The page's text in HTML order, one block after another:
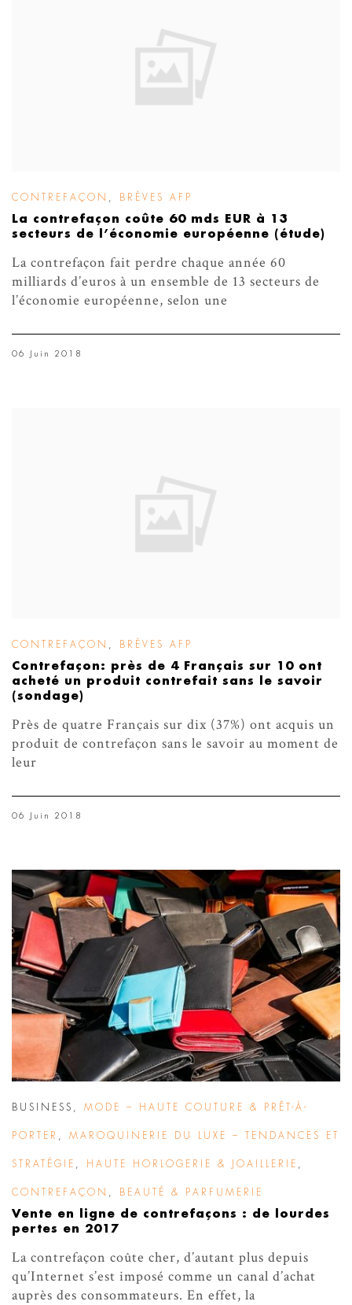
CONTREFAÇON BRÈVES AFP
La contrefaçon coûte 60 mds EUR à 13
secteurs de l’économie européenne (étude)
La contrefaçon fait perdre chaque année 60
milliards d’euros à un ensemble de 13 secteurs de
l’économie européenne, selon une
06 Juin 2018
CONTREFAÇON , BRÈVES AFP
Contrefaçon: près de 4 Français sur 10 ont
acheté un produit contrefait sans le savoir
(sondage)
Près de quatre Français sur dix (37%) ont acquis un
produit de contrefaçon sans le savoir au moment de
leur
06 Juin 2018
BUSINESS MODE – HAUTE COUTURE & PRÊT-À-
PORTER MAROQUINERIE DU LUXE – TENDANCES ET
STRATÉGIE HAUTE HORLOGERIE & JOAILLERIE
CONTREFAÇON BEAUTÉ & PARFUMERIE
Vente en ligne de contrefaçons : de lourdes
pertes en 2017
La contrefaçon coûte cher, d’autant plus depuis
qu’Internet s’est imposé comme un canal d’achat
auprès des consommateurs. En effet, la